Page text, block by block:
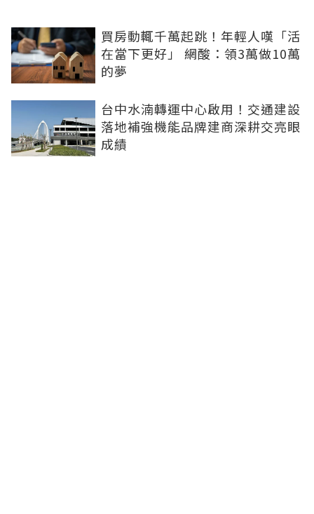
買房動輒千萬起跳！年輕人嘆「活
在當下更好」 網酸：領3萬做10萬
的夢
台中水湳轉運中心啟用！交通建設
落地補強機能品牌建商深耕交亮眼
成績